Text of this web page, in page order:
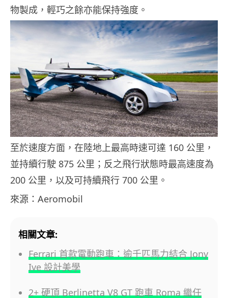
物製成，輕巧之餘亦能保持強度。
至於速度方面，在陸地上最高時速可達 160 公里，
並持續行駛 875 公里；反之飛行狀態時最高速度為
200 公里，以及可持續飛行 700 公里。
來源：Aeromobil
相關文章:
Ferrari 首款電動跑車：逾千匹馬力結合 Jony
Ive 設計美學
2+ 硬頂 Berlinetta V8 GT 跑車 Roma 繼任